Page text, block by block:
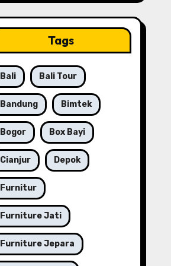
Tags
Bali Bali Tour
Bandung Bimtek
Bogor Box Bayi
Cianjur Depok
Furnitur
Furniture Jati
Furniture Jepara